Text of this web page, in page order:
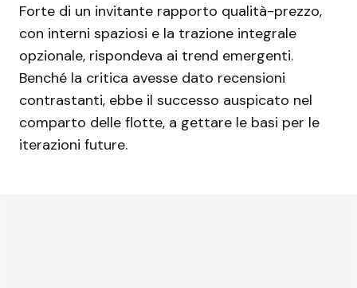
Forte di un invitante rapporto qualità-prezzo,
con interni spaziosi e la trazione integrale
opzionale, rispondeva ai trend emergenti.
Benché la critica avesse dato recensioni
contrastanti, ebbe il successo auspicato nel
comparto delle flotte, a gettare le basi per le
iterazioni future.